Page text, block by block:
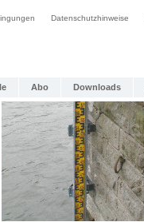
Datenschutzhinweise
Abo Downloads